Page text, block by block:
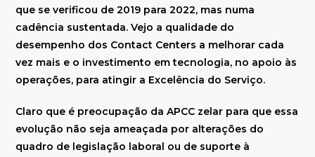
que se verificou de 2019 para 2022, mas numa
cadência sustentada. Vejo a qualidade do
desempenho dos Contact Centers a melhorar cada
vez mais e o investimento em tecnologia, no apoio às
operações, para atingir a Excelência do Serviço.
Claro que é preocupação da APCC zelar para que essa
evolução não seja ameaçada por alterações do
quadro de legislação laboral ou de suporte à